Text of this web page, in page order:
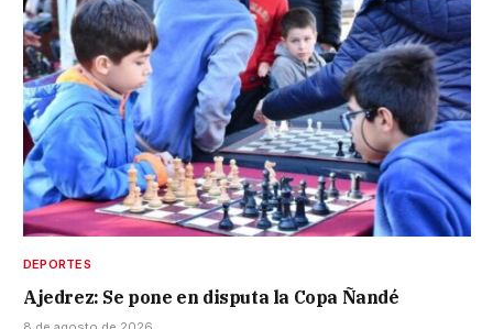
DEPORTES
Ajedrez: Se pone en disputa la Copa Ñandé